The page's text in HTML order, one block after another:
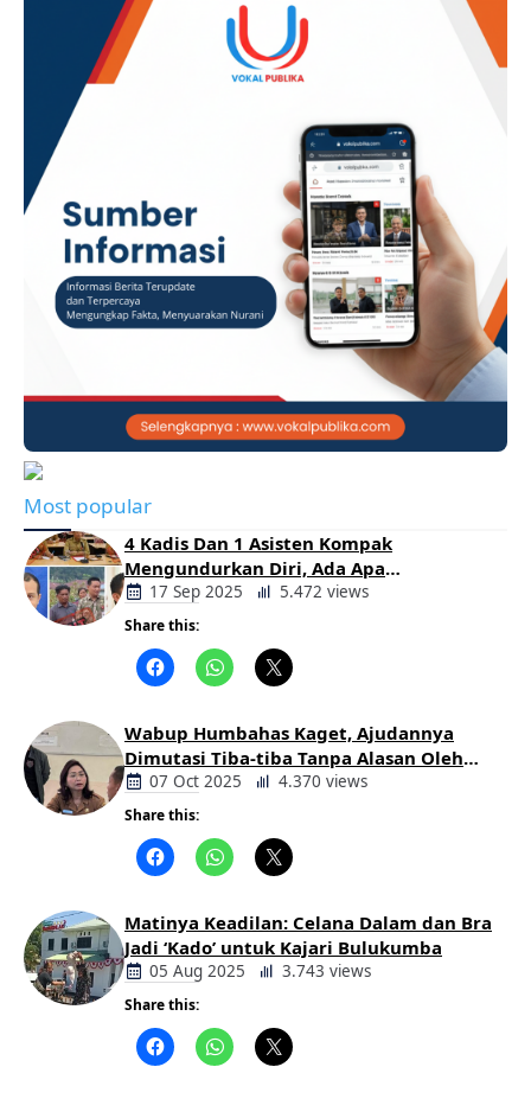
Most popular
4 Kadis Dan 1 Asisten Kompak
Mengundurkan Diri, Ada Apa
Pemerintahan Oloan
17 Sep 2025 5.472 views
Share this:
Wabup Humbahas Kaget, Ajudannya
Dimutasi Tiba-tiba Tanpa Alasan Oleh
Bupati
07 Oct 2025 4.370 views
Share this:
Matinya Keadilan: Celana Dalam dan Bra
Jadi ‘Kado’ untuk Kajari Bulukumba
05 Aug 2025 3.743 views
Share this: